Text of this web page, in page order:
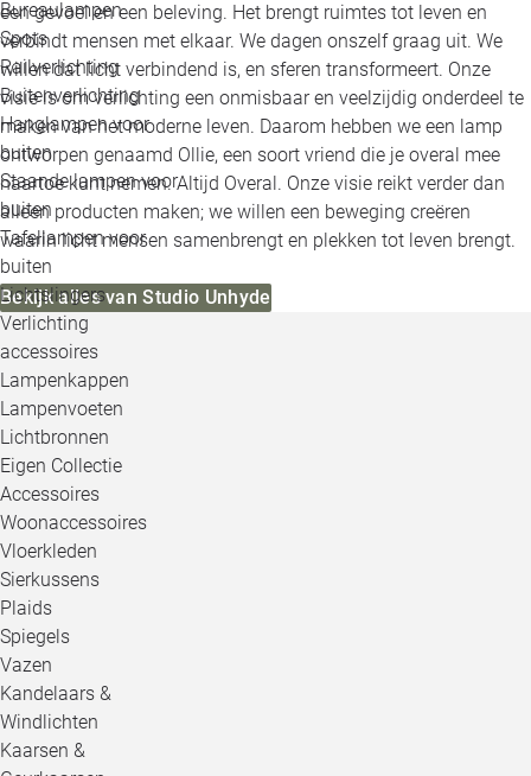
Bureaulampen
Spots
Railverlichting
Buitenverlichting
Hanglampen voor
buiten
Staande lampen voor
buiten
Tafellampen voor
buiten
Lichtslingers
Verlichting
accessoires
Lampenkappen
Lampenvoeten
Lichtbronnen
Eigen Collectie
Accessoires
Woonaccessoires
Vloerkleden
Sierkussens
Plaids
Spiegels
Vazen
Kandelaars &
Windlichten
Kaarsen &
een gevoel en een beleving. Het brengt ruimtes tot leven en
verbindt mensen met elkaar. We dagen onszelf graag uit. We
willen dat licht verbindend is, en sferen transformeert. Onze
visie is om verlichting een onmisbaar en veelzijdig onderdeel te
maken van het moderne leven. Daarom hebben we een lamp
ontworpen genaamd Ollie, een soort vriend die je overal mee
naartoe kunt nemen. Altijd Overal. Onze visie reikt verder dan
alleen producten maken; we willen een beweging creëren
waarin licht mensen samenbrengt en plekken tot leven brengt.
Bekijk alles van Studio Unhyde